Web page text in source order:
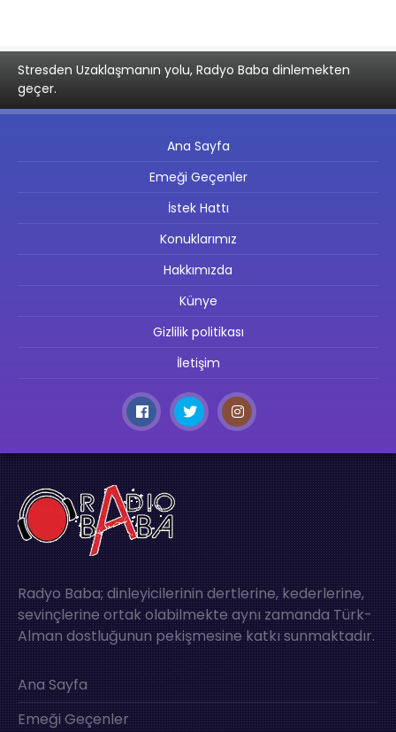
Stresden Uzaklaşmanın yolu, Radyo Baba dinlemekten
geçer.
Ana Sayfa
Emeği Geçenler
İstek Hattı
Konuklarımız
Hakkımızda
Künye
Gizlilik politikası
İletişim
Radyo Baba; dinleyicilerinin dertlerine, kederlerine,
sevinçlerine ortak olabilmekte aynı zamanda Türk-
Alman dostluğunun pekişmesine katkı sunmaktadır.
Ana Sayfa
Emeği Geçenler